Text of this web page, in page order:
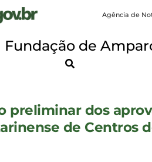
Agência de
Fundação de
preliminar dos
de Centros